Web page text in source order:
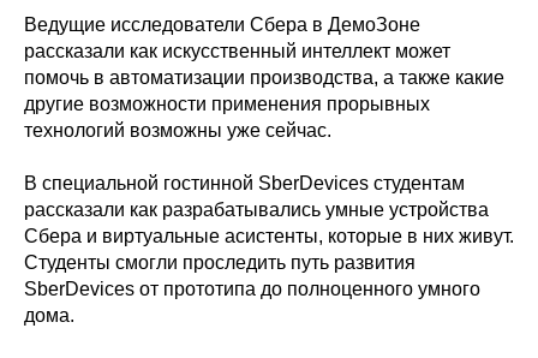
Ведущие исследователи Сбера в ДемоЗоне
рассказали как искусственный интеллект может
помочь в автоматизации производства, а также какие
другие возможности применения прорывных
технологий возможны уже сейчас.
В специальной гостинной SberDevices студентам
рассказали как разрабатывались умные устройства
Сбера и виртуальные асистенты, которые в них живут.
Студенты смогли проследить путь развития
SberDevices от прототипа до полноценного умного
дома.